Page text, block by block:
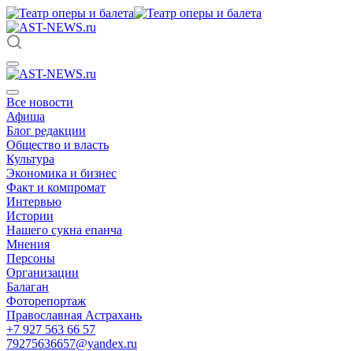
Все новости
Афиша
Блог редакции
Общество и власть
Культура
Экономика и бизнес
Факт и компромат
Интервью
Истории
Нашего сукна епанча
Мнения
Персоны
Организации
Балаган
Фоторепортаж
Православная Астрахань
+7 927 563 66 57
79275636657@yandex.ru